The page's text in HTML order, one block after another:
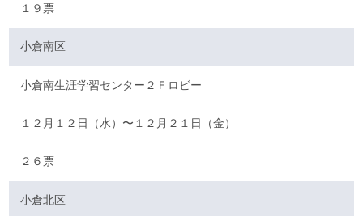
１９票
小倉南区
小倉南生涯学習センター２Ｆロビー
１２月１２日（水）〜１２月２１日（金）
２６票
小倉北区